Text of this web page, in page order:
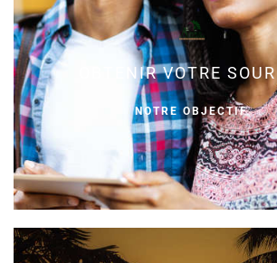
OBTENIR VOTRE
NOTRE OBJECTIF